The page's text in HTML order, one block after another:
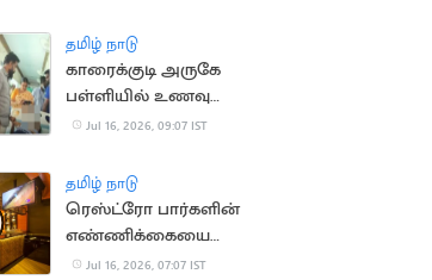
தமிழ் நாடு
காரைக்குடி அருகே
பள்ளியில் உணவு
சாப்பிட்ட மாணவிகள்
Jul 16, 2026, 09:07 IST
தமிழ் நாடு
ரெஸ்ட்ரோ பார்களின்
எண்ணிக்கையை
அதிகரிக்க TN அரசு
Jul 16, 2026, 07:07 IST